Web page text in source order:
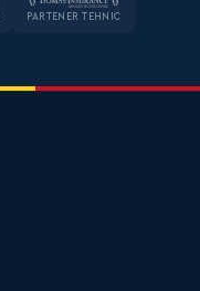
PARTENER TEHNIC